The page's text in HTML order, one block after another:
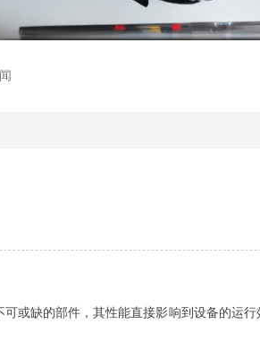
或缺的部件，其性能直接影响到设备的运